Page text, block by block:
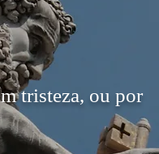
tristeza, ou por